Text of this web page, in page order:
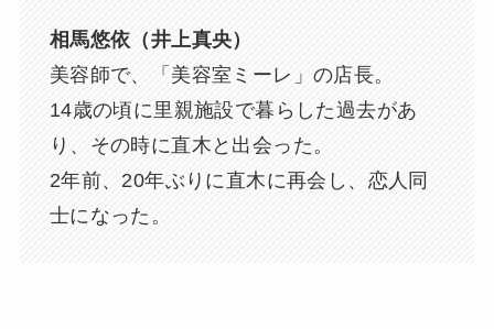
相馬悠依（井上真央）
美容師で、「美容室ミーレ」の店長。
14歳の頃に里親施設で暮らした過去があ
り、その時に直木と出会った。
2年前、20年ぶりに直木に再会し、恋人同
士になった。